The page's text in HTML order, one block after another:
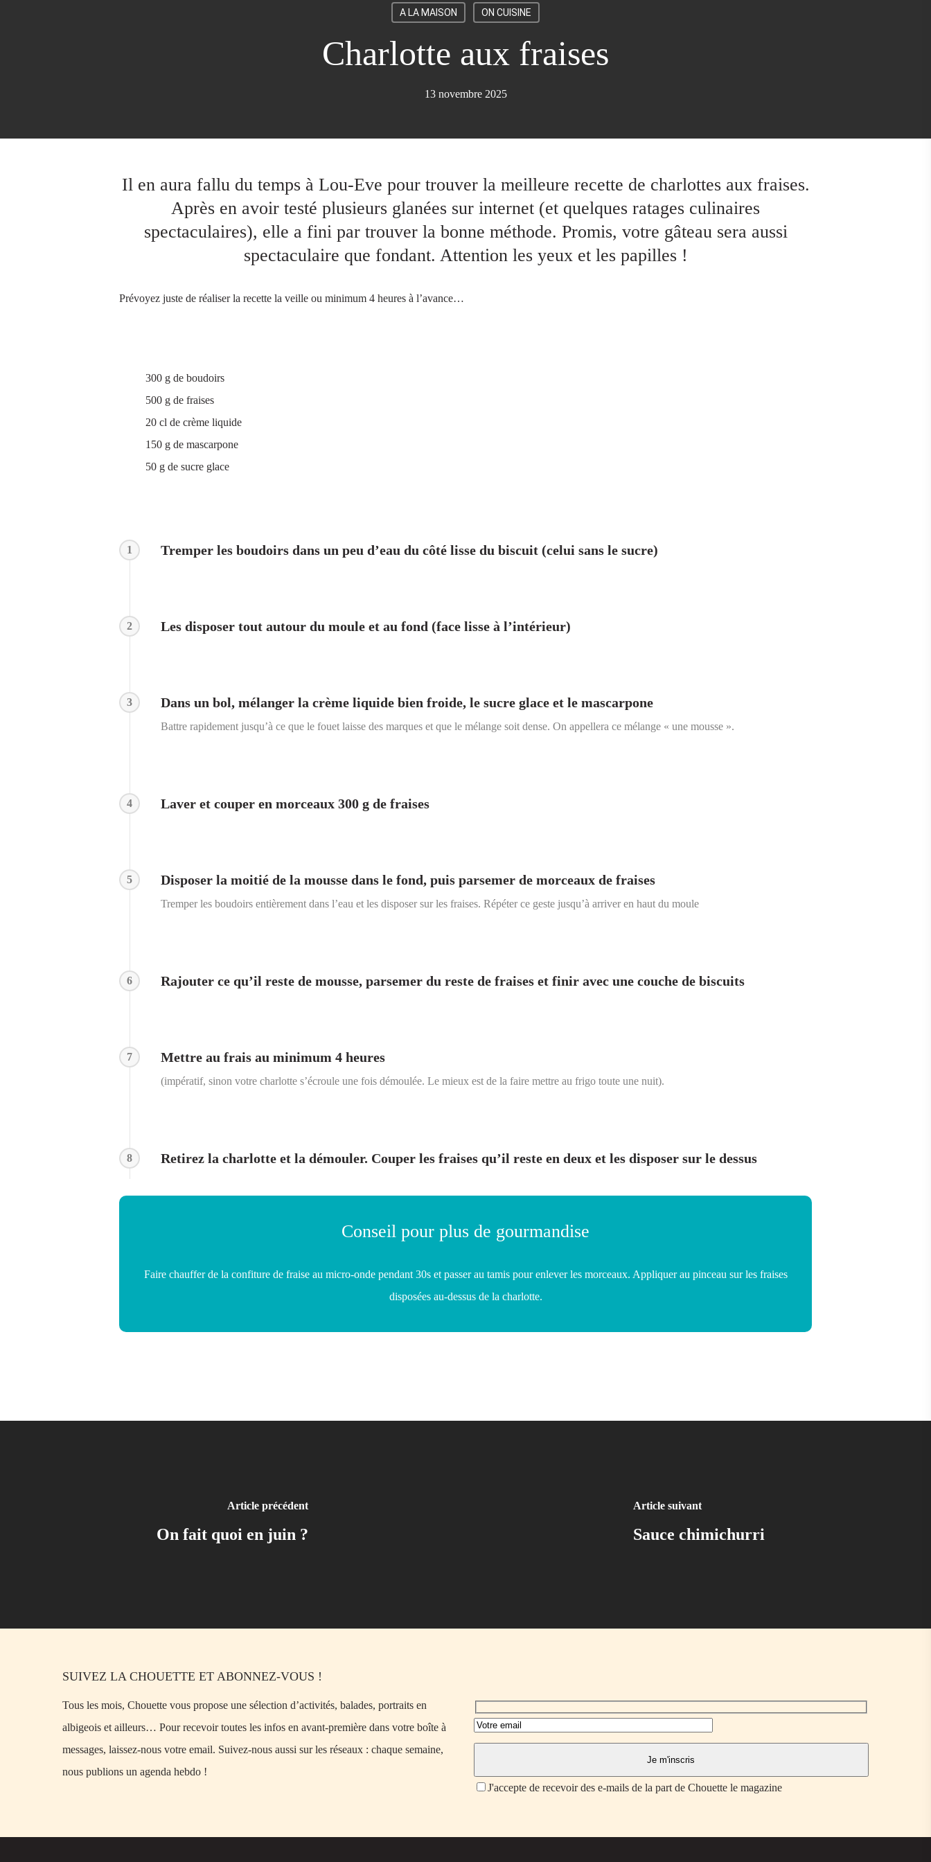
A LA MAISON ON CUISINE
Charlotte aux fraises
13 novembre 2025
Il en aura fallu du temps à Lou-Eve pour trouver la meilleure recette de charlottes aux fraises.
Après en avoir testé plusieurs glanées sur internet (et quelques ratages culinaires
spectaculaires), elle a fini par trouver la bonne méthode. Promis, votre gâteau sera aussi
spectaculaire que fondant. Attention les yeux et les papilles !
Prévoyez juste de réaliser la recette la veille ou minimum 4 heures à l’avance…
300 g de boudoirs
500 g de fraises
20 cl de crème liquide
150 g de mascarpone
50 g de sucre glace
1 Tremper les boudoirs dans un peu d’eau du côté lisse du biscuit (celui sans le sucre)
2 Les disposer tout autour du moule et au fond (face lisse à l’intérieur)
3 Dans un bol, mélanger la crème liquide bien froide, le sucre glace et le mascarpone
Battre rapidement jusqu’à ce que le fouet laisse des marques et que le mélange soit dense. On appellera ce mélange « une mousse ».
4 Laver et couper en morceaux 300 g de fraises
5 Disposer la moitié de la mousse dans le fond, puis parsemer de morceaux de fraises
Tremper les boudoirs entièrement dans l’eau et les disposer sur les fraises. Répéter ce geste jusqu’à arriver en haut du moule
6 Rajouter ce qu’il reste de mousse, parsemer du reste de fraises et finir avec une couche de biscuits
7 Mettre au frais au minimum 4 heures
(impératif, sinon votre charlotte s’écroule une fois démoulée. Le mieux est de la faire mettre au frigo toute une nuit).
8 Retirez la charlotte et la démouler. Couper les fraises qu’il reste en deux et les disposer sur le dessus
Conseil pour plus de gourmandise
Faire chauffer de la confiture de fraise au micro-onde pendant 30s et passer au tamis pour enlever les morceaux. Appliquer au pinceau sur les fraises
disposées au-dessus de la charlotte.
Article précédent
On fait quoi en juin ?
Article suivant
Sauce chimichurri
SUIVEZ LA CHOUETTE ET ABONNEZ-VOUS !
Tous les mois, Chouette vous propose une sélection d’activités, balades, portraits en
albigeois et ailleurs… Pour recevoir toutes les infos en avant-première dans votre boîte à
messages, laissez-nous votre email. Suivez-nous aussi sur les réseaux : chaque semaine,
nous publions un agenda hebdo !
J'accepte de recevoir des e-mails de la part de Chouette le magazine